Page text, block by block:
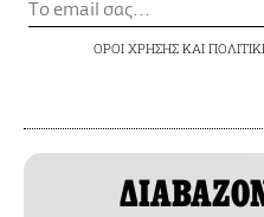
ΟΡΟΙ ΧΡΗΣΗΣΚΑΙ